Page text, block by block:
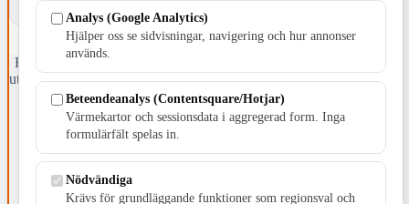
Fristående webbtidningsföretag grundat 1991 som sedan 2002 ger
ut tidningen Skillingaryd.nu och 2010 lanserades Värnamo.nu. Från
april 2026 omfattar Skillingaryd.nu tre kommuner: Gnosjö,
Värnamo och Vaggeryds kommun.
Kontakta oss
E-post: redaktionen@skillingaryd.nu
Postadress: Gisslaköp 1, 568 92 Skillingaryd
Analys (Google Analytics)
Hjälper oss se sidvisningar, navigering och hur annonser
används.
Beteendeanalys (Contentsquare/Hotjar)
Värmekartor och sessionsdata i aggregerad form. Inga
formulärfält spelas in.
Nödvändiga
Krävs för grundläggande funktioner som regionsval och